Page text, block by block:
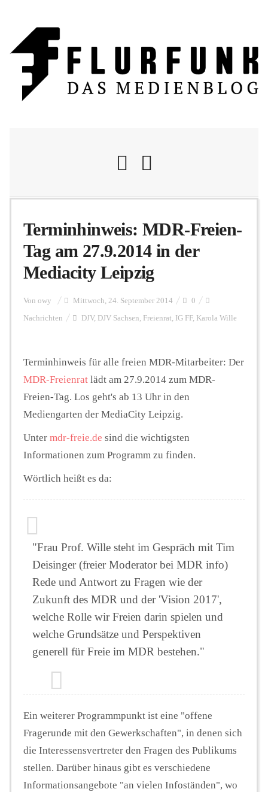
Nachrichten
Flurschelte
Personalien
FUNKTURM-Beiträge
Podcast
Seminare
Terminhinweis: MDR-Freien-
Tag am 27.9.2014 in der
Mediacity Leipzig
Von owy Mittwoch, 24. September 2014 0
Nachrichten DJV, DJV Sachsen, Freienrat, IG FF, Karola Wille
Terminhinweis für alle freien MDR-Mitarbeiter: Der
MDR-Freienrat lädt am 27.9.2014 zum MDR-
Freien-Tag. Los geht's ab 13 Uhr in den
Mediengarten der MediaCity Leipzig.
Unter mdr-freie.de sind die wichtigsten
Informationen zum Programm zu finden.
Wörtlich heißt es da:
"Frau Prof. Wille steht im Gespräch mit Tim
Deisinger (freier Moderator bei MDR info)
Rede und Antwort zu Fragen wie der
Zukunft des MDR und der 'Vision 2017',
welche Rolle wir Freien darin spielen und
welche Grundsätze und Perspektiven
generell für Freie im MDR bestehen."
Ein weiterer Programmpunkt ist eine "offene
Fragerunde mit den Gewerkschaften", in denen sich
die Interessensvertreter den Fragen des Publikums
stellen. Darüber hinaus gibt es verschiedene
Informationsangebote "an vielen Infoständen", wo